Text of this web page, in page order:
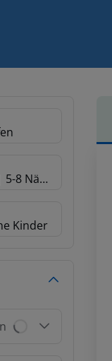
5-8 Nächte
Kinder